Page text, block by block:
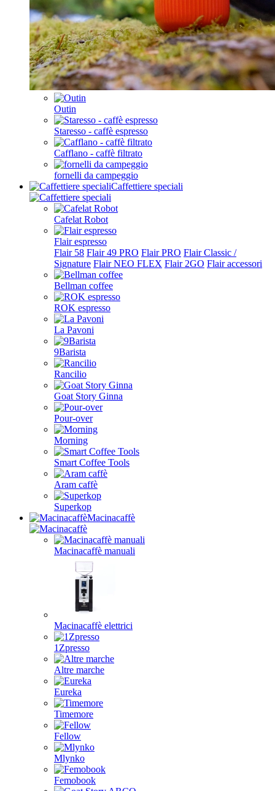
Outin
Staresso - caffè espresso
Cafflano - caffè filtrato
fornelli da campeggio
Caffettiere speciali
Cafelat Robot
Flair espresso
Flair 58 Flair 49 PRO Flair PRO Flair Classic /
Signature Flair NEO FLEX Flair 2GO Flair accessori
Bellman coffee
ROK espresso
La Pavoni
9Barista
Rancilio
Goat Story Ginna
Pour-over
Morning
Smart Coffee Tools
Aram caffè
Superkop
Macinacaffè
Macinacaffè manuali
Macinacaffè elettrici
1Zpresso
Altre marche
Eureka
Timemore
Fellow
Mlynko
Femobook